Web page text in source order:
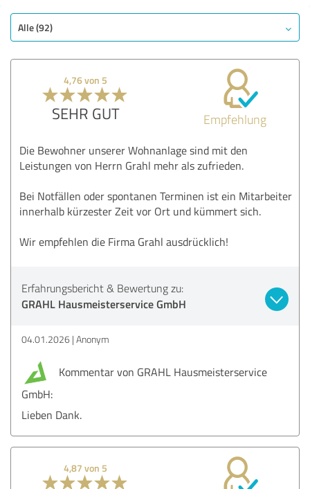
Alle (92)
4,76 von 5
SEHR GUT Empfehlung
Die Bewohner unserer Wohnanlage sind mit den
Leistungen von Herrn Grahl mehr als zufrieden.
Bei Notfällen oder spontanen Terminen ist ein Mitarbeiter
innerhalb kürzester Zeit vor Ort und kümmert sich.
Wir empfehlen die Firma Grahl ausdrücklich!
Erfahrungsbericht & Bewertung zu:
GRAHL Hausmeisterservice GmbH
04.01.2026 Anonym
Kommentar von GRAHL Hausmeisterservice
GmbH:
Lieben Dank.
4,87 von 5